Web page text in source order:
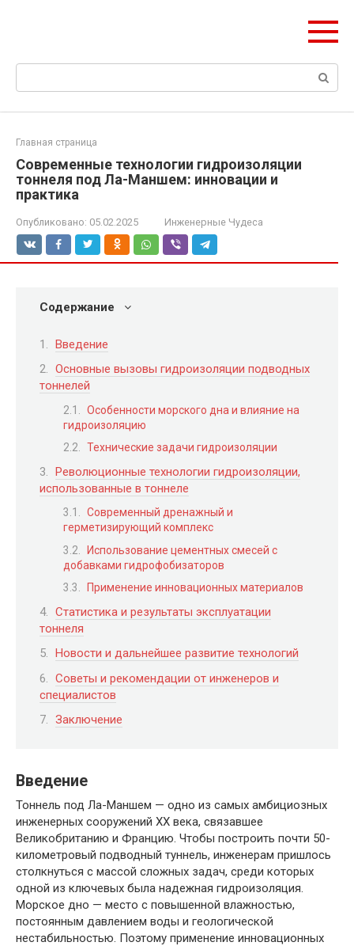
Поиск:
Главная страница
Современные технологии гидроизоляции
тоннеля под Ла-Маншем: инновации и
практика
Опубликовано: 05.02.2025 Инженерные Чудеса
Содержание
Введение
Основные вызовы гидроизоляции подводных
тоннелей
Особенности морского дна и влияние на
гидроизоляцию
Технические задачи гидроизоляции
Революционные технологии гидроизоляции,
использованные в тоннеле
Современный дренажный и
герметизирующий комплекс
Использование цементных смесей с
добавками гидрофобизаторов
Применение инновационных материалов
Статистика и результаты эксплуатации
тоннеля
Новости и дальнейшее развитие технологий
Советы и рекомендации от инженеров и
специалистов
Заключение
Введение
Тоннель под Ла-Маншем — одно из самых амбициозных
инженерных сооружений XX века, связавшее
Великобританию и Францию. Чтобы построить почти 50-
километровый подводный туннель, инженерам пришлось
столкнуться с массой сложных задач, среди которых
одной из ключевых была надежная гидроизоляция.
Морское дно — место с повышенной влажностью,
постоянным давлением воды и геологической
нестабильностью. Поэтому применение инновационных